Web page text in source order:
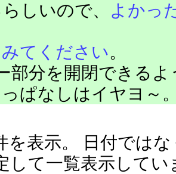
しいので、
よかっ
てください。
部分を開閉できる
ぱなしはイヤヨ～
を表示。 日付では
して一覧表示してい